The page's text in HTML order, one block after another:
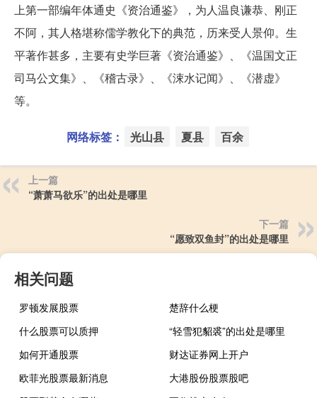
上第一部编年体通史《资治通鉴》，为人温良谦恭、刚正
不阿，其人格堪称儒学教化下的典范，历来受人景仰。生
平著作甚多，主要有史学巨著《资治通鉴》、《温国文正
司马公文集》、《稽古录》、《涑水记闻》、《潜虚》
等。
网络标签： 光山县 夏县 百余
上一篇
“萧萧马欲乐”的出处是哪里
下一篇
“愿致双鱼封”的出处是哪里
相关问题
罗顿发展股票
楚辞什么梗
什么股票可以质押
“轻雪犯貂裘”的出处是哪里
如何开通股票
财达证券网上开户
欧菲光股票最新消息
大港股份股票股吧